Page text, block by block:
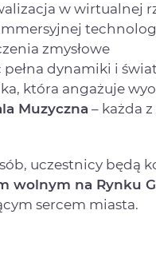
w wirtualnej
zmysłowe
pełna dynamiki i
która angażuje
Muzyczna – każda
uczestnicy będą
wolnym na Rynku
sercem miasta.